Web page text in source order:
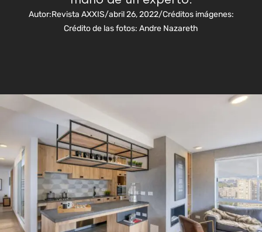
Autor:Revista AXXIS/abril 26, 2022/Créditos imágenes:
Crédito de las fotos: Andre Nazareth